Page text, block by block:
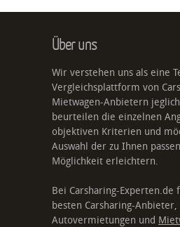
Über uns
Wir verstehen uns als eine
Vergleichsplattform von
Mietwagen-Anbietern
beurteilen die einzelnen
objektiven Kriterien und
Auswahl der zu Ihnen
Möglichkeit erleichtern.
Bei Carsharing-Experten.de
besten Carsharing-Anbieter,
Autovermietungen und